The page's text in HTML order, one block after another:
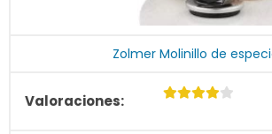
Zolmer Molinillo de